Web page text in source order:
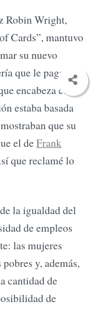
Robin Wright,
Cards”, mantuvo
su nuevo
que le pagaran
encabeza con
estaba basada
que su
el deFrank
que reclamé lo
la igualdad del
de empleos
las mujeres
y, además,
cantidad de
de